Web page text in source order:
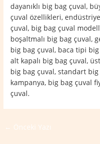
dayanıklı big bag çuval,
çuval özellikleri,
çuval, big bag çuval
boşaltmalı big bag çuval,
big bag çuval, baca tipi
alt kapalı big bag çuval,
big bag çuval, standart
kampanya, big bag çuval
çuval.
← Önceki Yazı